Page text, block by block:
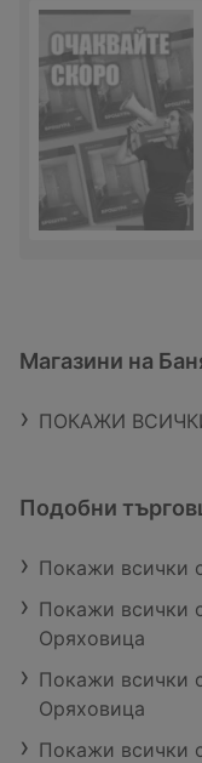
Магазини на
ПОКАЖИ
Подобни
Покажи всички
Покажи всички
Оряховица
Покажи всички
Оряховица
Покажи всички